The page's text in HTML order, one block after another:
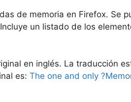
de memoria en Firefox. Se
un listado de los
en inglés. La traducción
es: The one and only